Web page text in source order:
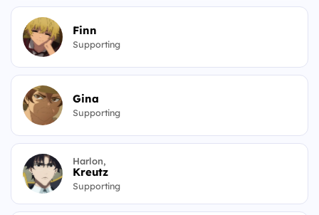
Finn
Supporting
Gina
Supporting
Harlon,
Kreutz
Supporting